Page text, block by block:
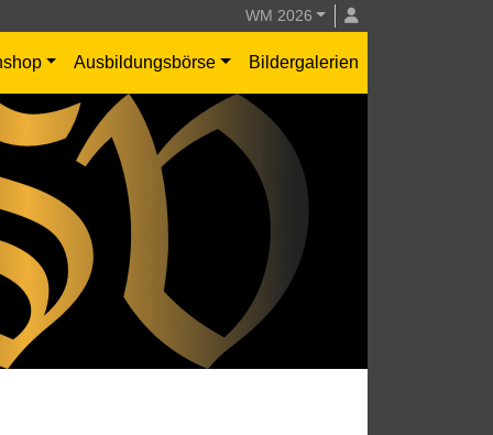
WM 2026
Ausbildungsbörse Bildergalerien